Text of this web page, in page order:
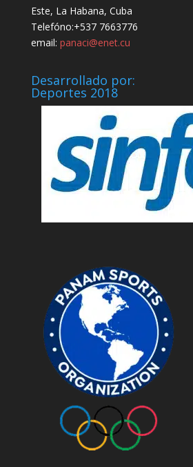
Este, La Habana, Cuba
Telefóno:+537 7663776
email: panaci@enet.cu
Desarrollado por:
Deportes 2018